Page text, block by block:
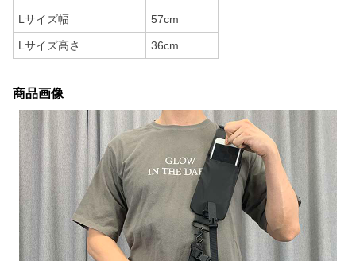
Lサイズ幅 57cm
Lサイズ高さ 36cm
商品画像